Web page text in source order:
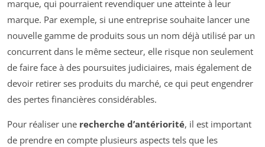
marque, qui pourraient revendiquer une atteinte à leur
marque. Par exemple, si une entreprise souhaite lancer une
nouvelle gamme de produits sous un nom déjà utilisé par un
concurrent dans le même secteur, elle risque non seulement
de faire face à des poursuites judiciaires, mais également de
devoir retirer ses produits du marché, ce qui peut engendrer
des pertes financières considérables.
Pour réaliser une recherche d’antériorité, il est important
de prendre en compte plusieurs aspects tels que les